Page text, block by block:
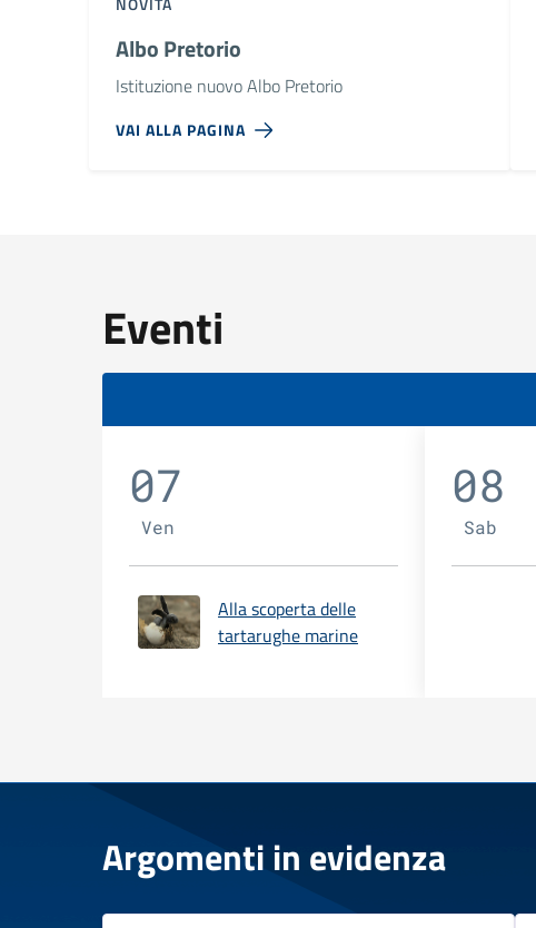
Albo Pretorio
Istituzione nuovo Albo Pretorio
VAI ALLA PAGINA
Eventi
07
Ven
Alla scoperta delle
tartarughe marine
08
Sab
Argomenti in evidenza